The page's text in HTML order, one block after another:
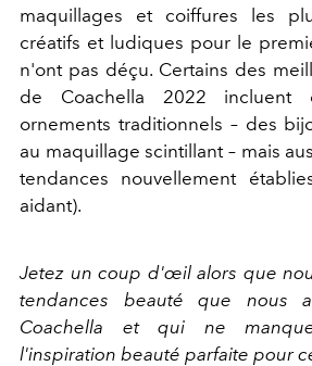
maquillages et coiffures les
créatifs et ludiques pour le
n'ont pas déçu. Certains des
de Coachella 2022 incluent
ornements traditionnels – des
au maquillage scintillant – mais
tendances nouvellement
aidant).
Jetez un coup d'œil alors que
tendances beauté que nous
Coachella et qui ne
l'inspiration beauté parfaite pour